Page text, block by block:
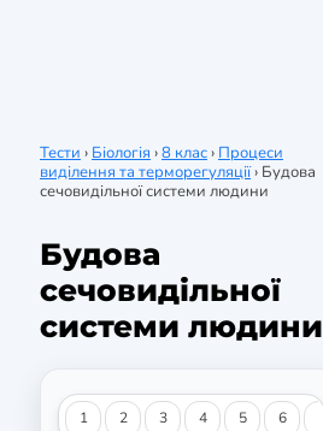
Тести › Біологія ›8 клас› Процеси
виділення та терморегуляції› Будова
сечовидільної системи людини
Будова
сечовидільної
системи людини
1 2 3 4 5 6